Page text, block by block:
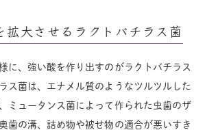
拡大させるラクトバチラス菌
に、強い酸を作り出すのがラクトバチラス
ス菌は、エナメル質のようなツルツルした
ミュータンス菌によって作られた虫歯のザ
歯の溝、詰め物や被せ物の適合が悪いすき